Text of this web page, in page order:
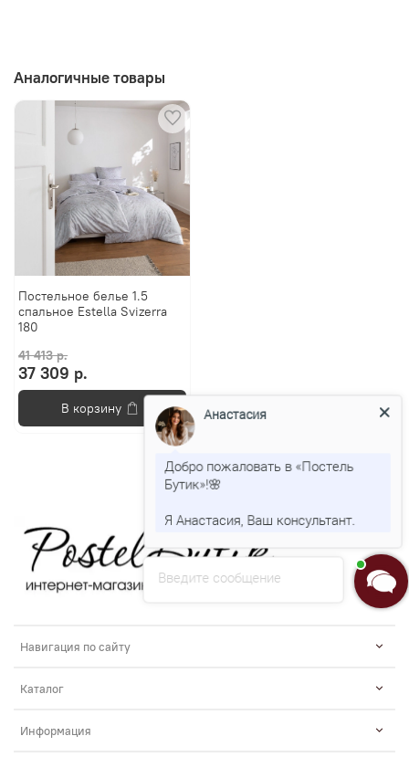
Аналогичные товары
Постельное белье 1.5
спальное Estella Svizerra
180
41 413 р.
37 309 р.
В корзину
Навигация по сайту
Каталог
Информация
Введите сообщение
Анастасия
Добро пожаловать в «Постель
Бутик»!🌸
Я Анастасия, Ваш консультант.